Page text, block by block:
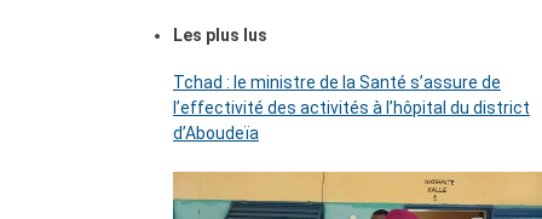
Les plus lus
Tchad : le ministre de la Santé s’assure de
l’effectivité des activités à l’hôpital du district
d’Aboudeïa